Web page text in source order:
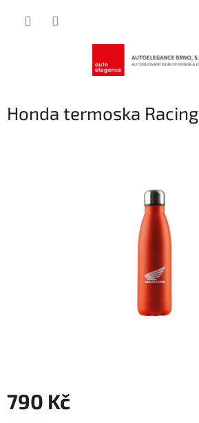
Honda termoska Racing
790 Kč